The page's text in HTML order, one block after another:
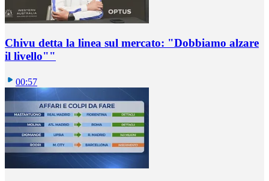
Chivu detta la linea sul mercato: "Dobbiamo alzare
il livello""
00:57